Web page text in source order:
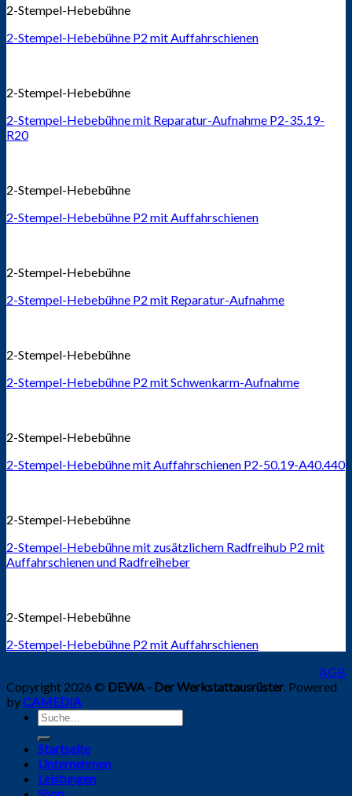
2-Stempel-Hebebühne
2-Stempel-Hebebühne P2 mit Auffahrschienen
2-Stempel-Hebebühne
2-Stempel-Hebebühne mit Reparatur-Aufnahme P2-35.19-
R20
2-Stempel-Hebebühne
2-Stempel-Hebebühne P2 mit Auffahrschienen
2-Stempel-Hebebühne
2-Stempel-Hebebühne P2 mit Reparatur-Aufnahme
2-Stempel-Hebebühne
2-Stempel-Hebebühne P2 mit Schwenkarm-Aufnahme
2-Stempel-Hebebühne
2-Stempel-Hebebühne mit Auffahrschienen P2-50.19-A40.440
2-Stempel-Hebebühne
2-Stempel-Hebebühne mit zusätzlichem Radfreihub P2 mit
Auffahrschienen und Radfreiheber
2-Stempel-Hebebühne
2-Stempel-Hebebühne P2 mit Auffahrschienen
AGB
Copyright 2026 © DEWA - Der Werkstattausrüster. Powered
byCAMEDIA
Suche
nach:
Startseite
Unternehmen
Leistungen